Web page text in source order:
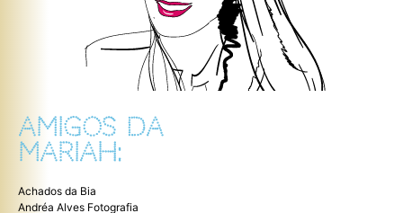
AMIGOS DA
MARIAH:
Achados da Bia
Andréa Alves Fotografia